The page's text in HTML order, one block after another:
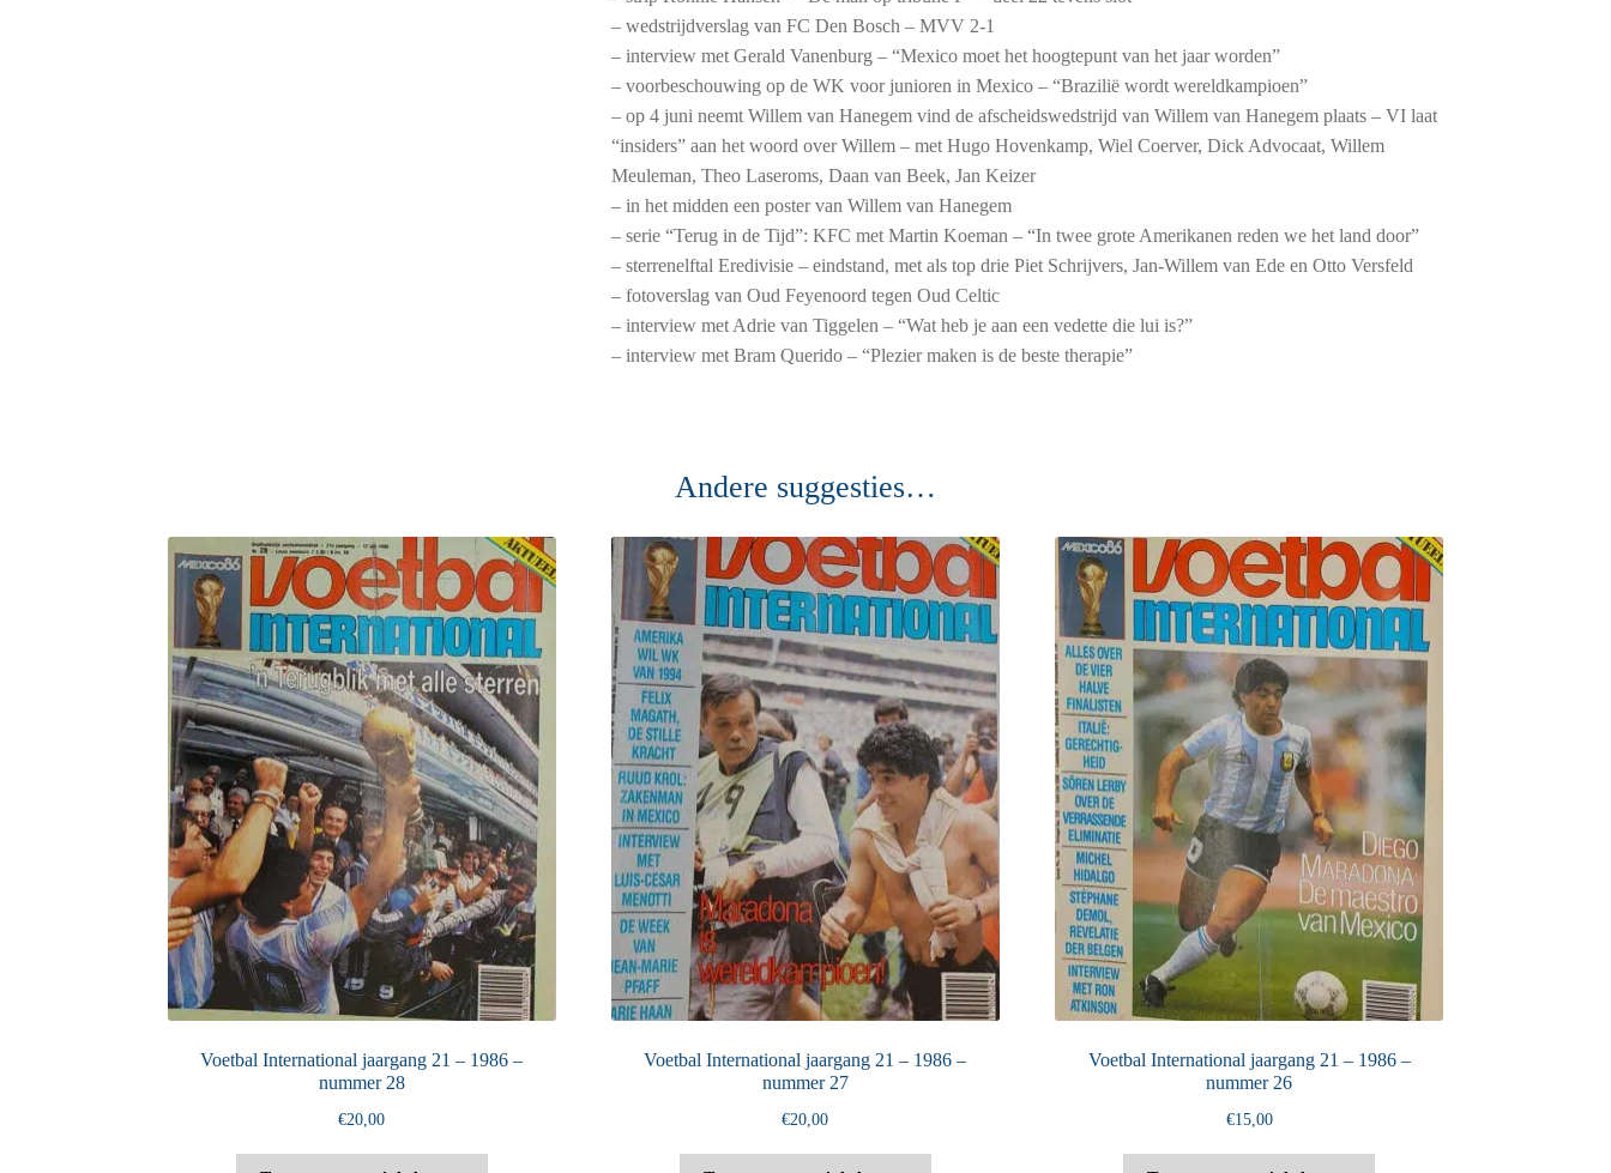
– wedstrijdverslag van FC Den Bosch – MVV 2-1
– interview met Gerald Vanenburg – “Mexico moet het hoogtepunt van het jaar worden”
– voorbeschouwing op de WK voor junioren in Mexico – “Brazilië wordt wereldkampioen”
– op 4 juni neemt Willem van Hanegem vind de afscheidswedstrijd van Willem van Hanegem plaats – VI laat
“insiders” aan het woord over Willem – met Hugo Hovenkamp, Wiel Coerver, Dick Advocaat, Willem
Meuleman, Theo Laseroms, Daan van Beek, Jan Keizer
– in het midden een poster van Willem van Hanegem
– serie “Terug in de Tijd”: KFC met Martin Koeman – “In twee grote Amerikanen reden we het land door”
– sterrenelftal Eredivisie – eindstand, met als top drie Piet Schrijvers, Jan-Willem van Ede en Otto Versfeld
– fotoverslag van Oud Feyenoord tegen Oud Celtic
– interview met Adrie van Tiggelen – “Wat heb je aan een vedette die lui is?”
– interview met Bram Querido – “Plezier maken is de beste therapie”
Andere suggesties…
Voetbal International jaargang 21 – 1986 –
nummer 28
€20,00
Voetbal International jaargang 21 – 1986 –
nummer 27
€20,00
Voetbal International jaargang 21 – 1986 –
nummer 26
€15,00